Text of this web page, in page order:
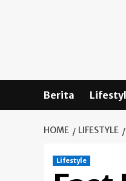
Berita
HOME LIFESTYLE
Lifestyle